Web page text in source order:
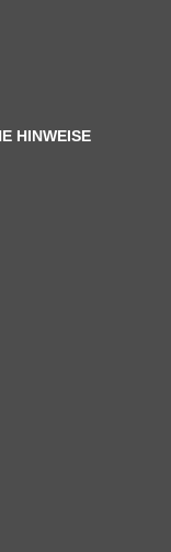
HINWEISE